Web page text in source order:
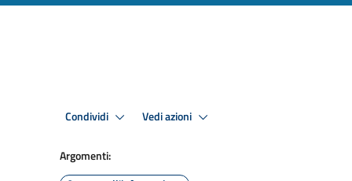
Condividi Vedi azioni
Argomenti: